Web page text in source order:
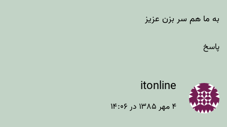
به ما هم سر بزن عزیز
پاسخ
itonline
۴ مهر ۱۳۸۵ در ۱۴:۰۶